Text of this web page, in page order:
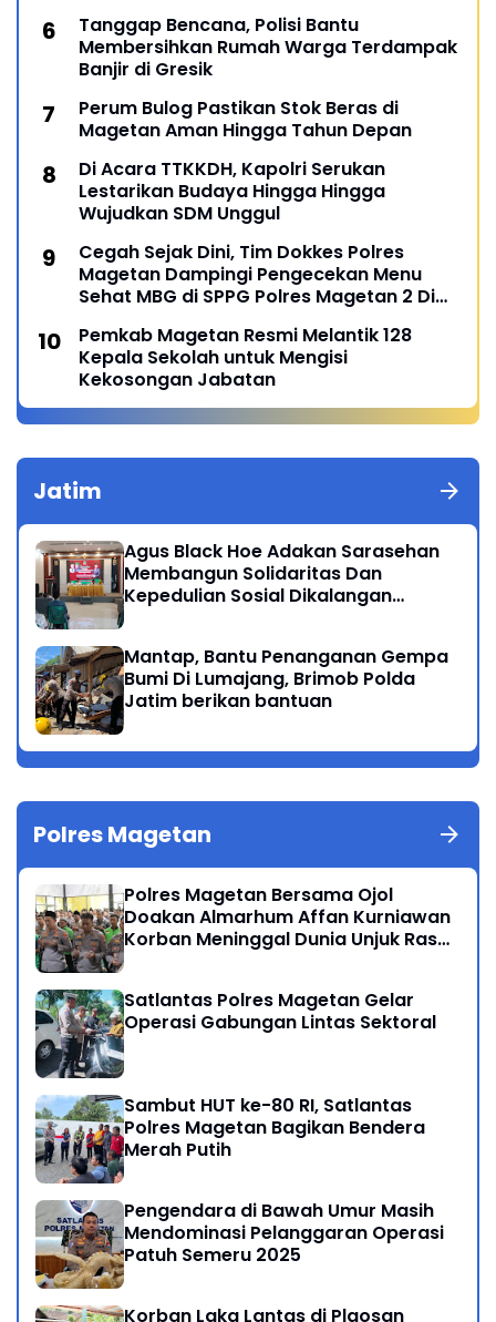
Tanggap Bencana, Polisi Bantu
Membersihkan Rumah Warga Terdampak
Banjir di Gresik
Perum Bulog Pastikan Stok Beras di
Magetan Aman Hingga Tahun Depan
Di Acara TTKKDH, Kapolri Serukan
Lestarikan Budaya Hingga Hingga
Wujudkan SDM Unggul
Cegah Sejak Dini, Tim Dokkes Polres
Magetan Dampingi Pengecekan Menu
Sehat MBG di SPPG Polres Magetan 2 Di
Pemkab Magetan Resmi Melantik 128
Kepala Sekolah untuk Mengisi
Kekosongan Jabatan
Jatim
Agus Black Hoe Adakan Sarasehan
Membangun Solidaritas Dan
Kepedulian Sosial Dikalangan
Mantap, Bantu Penanganan Gempa
Bumi Di Lumajang, Brimob Polda
Jatim berikan bantuan
Polres Magetan
Polres Magetan Bersama Ojol
Doakan Almarhum Affan Kurniawan
Korban Meninggal Dunia Unjuk Rasa
Satlantas Polres Magetan Gelar
Operasi Gabungan Lintas Sektoral
Sambut HUT ke-80 RI, Satlantas
Polres Magetan Bagikan Bendera
Merah Putih
Pengendara di Bawah Umur Masih
Mendominasi Pelanggaran Operasi
Patuh Semeru 2025
Korban Laka Lantas di Plaosan